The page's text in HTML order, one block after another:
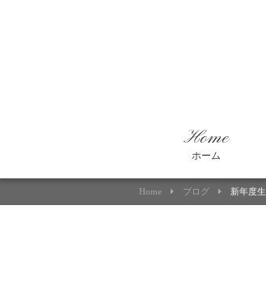
Home
ホーム
Home ブログ 新年度